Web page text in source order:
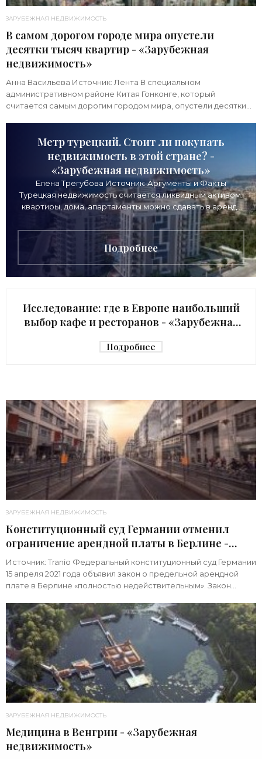
ЗАРУБЕЖНАЯ НЕДВИЖИМОСТЬ
В самом дорогом городе мира опустели
десятки тысяч квартир - «Зарубежная
недвижимость»
Анна Васильева Источник: Лента В специальном
административном районе Китая Гонконге, который
считается самым дорогим городом мира, опустели десятки
Метр турецкий. Стоит ли покупать
недвижимость в этой стране? -
«Зарубежная недвижимость»
Елена Трегубова Источник: Аргументы и Факты
Турецкая недвижимость считается ликвидным активом:
квартиры, дома, апартаменты можно сдавать в аренду
(в туристических городах спрос есть
Подробнее
Исследование: где в Европе наибольший
выбор кафе и ресторанов - «Зарубежная
Подробнее
ЗАРУБЕЖНАЯ НЕДВИЖИМОСТЬ
Конституционный суд Германии отменил
ограничение арендной платы в Берлине -
«Зарубежная недвижимость»
Источник: Tranio Федеральный конституционный суд Германии
15 апреля 2021 года объявил закон о предельной арендной
плате в Берлине «полностью недействительным». Закон
ЗАРУБЕЖНАЯ НЕДВИЖИМОСТЬ
Медицина в Венгрии - «Зарубежная
недвижимость»